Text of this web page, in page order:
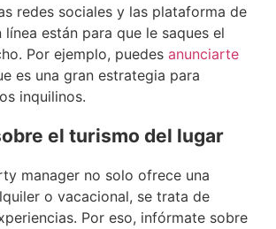
redes sociales y las plataforma de
están para que le saques el
Por ejemplo, puedes anunciarte
es una gran estrategia para
inquilinos.
el turismo del lugar
manager no solo ofrece una
o vacacional, se trata de
Por eso, infórmate sobre